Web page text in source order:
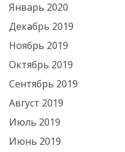
Январь 2020
Декабрь 2019
Ноябрь 2019
Октябрь 2019
Сентябрь 2019
Август 2019
Июль 2019
Июнь 2019